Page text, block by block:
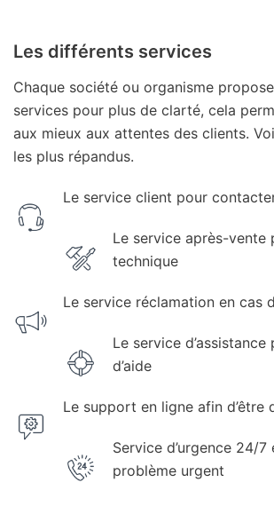
Les différents services
Chaque société ou organisme
services pour plus de clarté, cela
aux mieux aux attentes des clients.
les plus répandus.
Le service client pour
Le service après-vente
technique
Le service réclamation en cas
Le service
d’aide
Le support en ligne afin d’être
Service d’urgence 24/7
problème urgent